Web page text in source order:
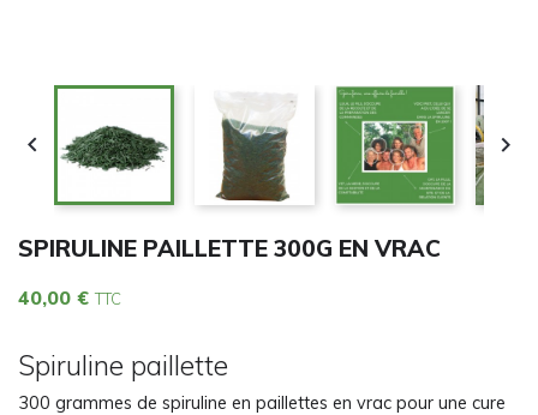
 
SPIRULINE PAILLETTE 300G EN VRAC
40,00 € TTC
Spiruline paillette
300 grammes de spiruline en paillettes en vrac pour une cure